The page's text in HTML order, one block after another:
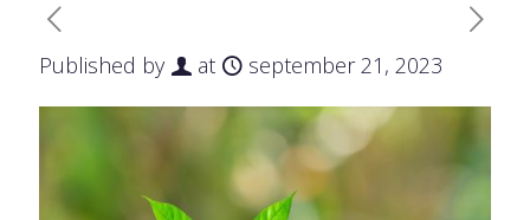
Published by at september 21, 2023